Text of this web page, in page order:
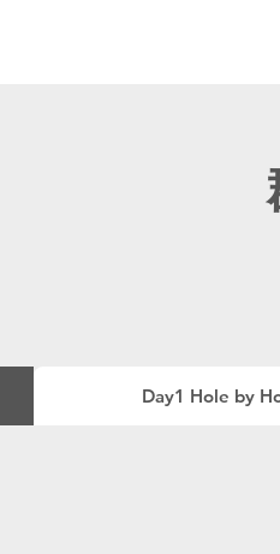
Day1 Hole by